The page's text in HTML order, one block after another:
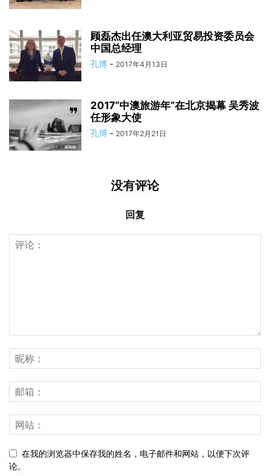
顾磊杰出任澳大利亚贸易投资委员会
中国总经理
孔博 - 2017年4月13日
2017“中澳旅游年”在北京揭幕 吴秀波
任形象大使
孔博 - 2017年2月21日
没有评论
回复
在我的浏览器中保存我的姓名，电子邮件和网站，以便下次评
论。